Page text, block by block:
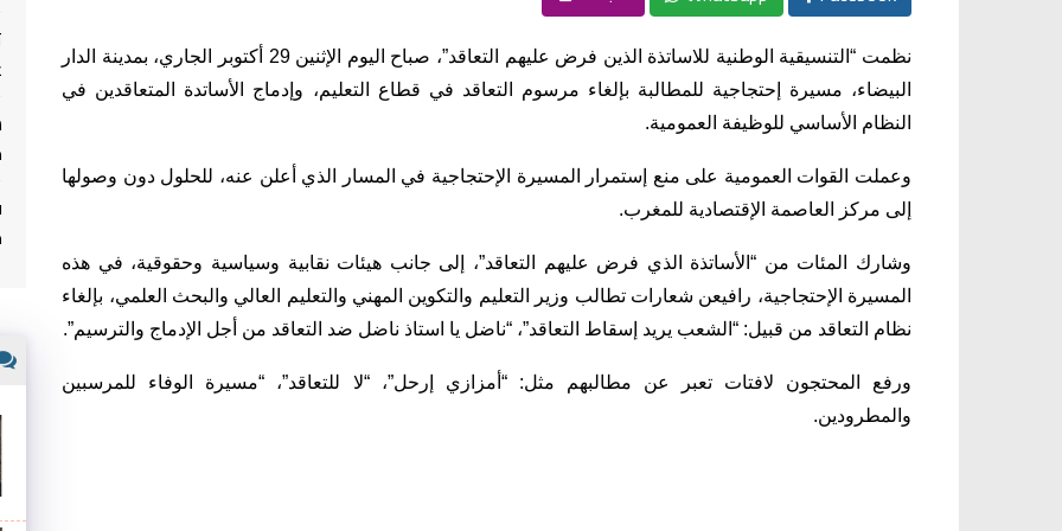
نظمت “التنسيقية الوطنية للاساتذة الذين فرض عليهم التعاقد”، صباح اليوم الإثنين 29 أكتوبر الجاري، بمدينة الدار
البيضاء، مسيرة إحتجاجية للمطالبة بإلغاء مرسوم التعاقد في قطاع التعليم، وإدماج الأساتدة المتعاقدين في
النظام الأساسي للوظيفة العمومية.
وعملت القوات العمومية على منع إستمرار المسيرة الإحتجاجية في المسار الذي أعلن عنه، للحلول دون وصولها
إلى مركز العاصمة الإقتصادية للمغرب.
وشارك المئات من “الأساتذة الذي فرض عليهم التعاقد”، إلى جانب هيئات نقابية وسياسية وحقوقية، في هذه
المسيرة الإحتجاجية، رافيعن شعارات تطالب وزير التعليم والتكوين المهني والتعليم العالي والبحث العلمي، بإلغاء
نظام التعاقد من قبيل: “الشعب يريد إسقاط التعاقد”، “ناضل يا استاذ ناضل ضد التعاقد من أجل الإدماج والترسيم”.
ورفع المحتجون لافتات تعبر عن مطالبهم مثل: “أمزازي إرحل”، “لا للتعاقد”، “مسيرة الوفاء للمرسبين
والمطرودين.